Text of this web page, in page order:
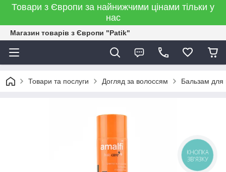
Товари з Європи за найнижчими цінами тільки у
нас
Магазин товарів з Європи "Patik"
Товари та послуги Догляд за волоссям Бальзам для
КНОПКА
ЗВ'ЯЗКУ